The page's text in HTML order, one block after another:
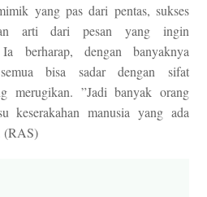
yang pas dari pentas, sukses
arti dari pesan yang ingin
berharap, dengan banyaknya
bisa sadar dengan sifat
merugikan. ”Jadi banyak orang
keserakahan manusia yang ada
(RAS)